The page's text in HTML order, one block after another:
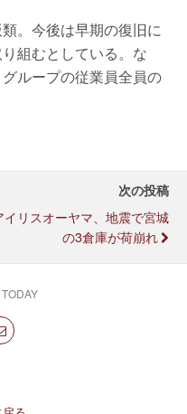
。今後は早期の復旧に
組むとしている。な
ループの従業員全員の
次の投稿
イリスオーヤマ、地震で宮城
の3倉庫が荷崩れ